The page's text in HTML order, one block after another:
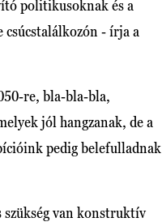
politikusoknak és a
csúcstalálkozón - írja a
re, bla-bla-bla,
jól hangzanak, de a
pedig belefulladnak
van konstruktív